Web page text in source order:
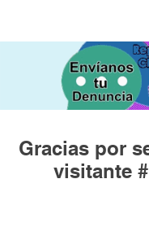
Gracias por
visitante #